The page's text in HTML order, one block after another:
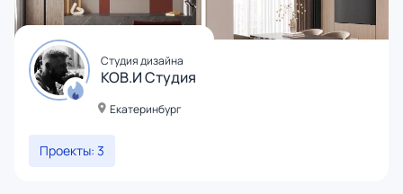
Студия дизайна
КОВ.И Студия
Екатеринбург
Проекты: 3